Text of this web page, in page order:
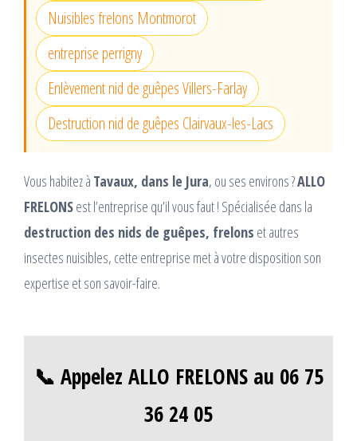
Nuisibles frelons Montmorot
entreprise perrigny
Enlèvement nid de guêpes Villers-Farlay
Destruction nid de guêpes Clairvaux-les-Lacs
Vous habitez à Tavaux, dans le Jura, ou ses environs ?ALLO
FRELONSest l’entreprise qu’il vous faut ! Spécialisée dans la
destruction des nids de guêpes, frelons et autres
insectes nuisibles, cette entreprise met à votre disposition son
expertise et son savoir-faire.
📞 Appelez ALLO FRELONS au 06 75
36 24 05